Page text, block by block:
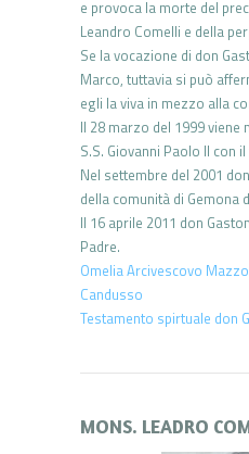
e provoca la morte del
Leandro Comelli e della
Se la vocazione di don
Marco, tuttavia si può
egli la viva in mezzo alla
Il 28 marzo del 1999
S.S. Giovanni Paolo II con
Nel settembre del 2001
della comunità di Gemona
Il 16 aprile 2011 don
Padre.
Omelia Arcivescovo
Candusso
Testamento spirtuale don
MONS. LEADRO